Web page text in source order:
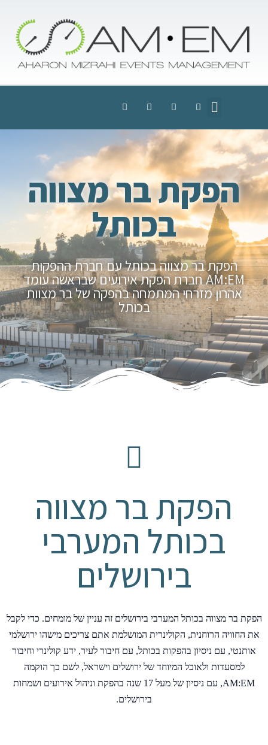
הפקת בר מצווה
בכותל
הפקת בר מצווה בכותל עם חברת ההפקות
AM:EM חברת הפקת אירועים שבראשה עומד
אהרון מזרחי המתמחה בהפקה של בר מצוות
בכותל
הפקת בר מצווה
בכותל המערבי
בירושלים
הפקת בר מצווה בכותל המערבי בירושלים זה עניין של מומחים. כדי לקבל
את החוויה הרוחנית, הקולינרית המושלמת אתם צריכים מישהו ירושלמי
אותנטי, עם ניסיון בהפקות בכותל, עם חיבור לעיר, ידע קולינרי וחיבור
למסעדות ולאוכל המיוחד של ירושלים וישראל, לשם כך הוקמה
AM:EM, עם ניסיון של מעל 17 שנה בהפקת וניהול אירועים ושמחות
בירושלים.